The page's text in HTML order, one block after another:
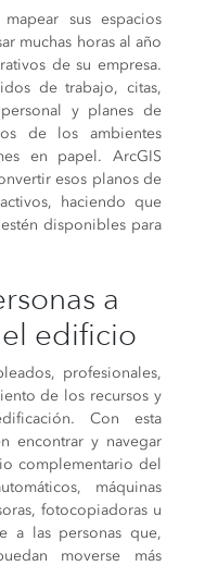
sus espacios
muchas horas al año
de su empresa.
de trabajo, citas,
y planes de
de los ambientes
en papel. ArcGIS
esos planos de
haciendo que
disponibles para
a
edificio
profesionales,
de los recursos y
Con esta
encontrar y navegar
complementario del
máquinas
fotocopiadoras u
a las personas que,
moverse más